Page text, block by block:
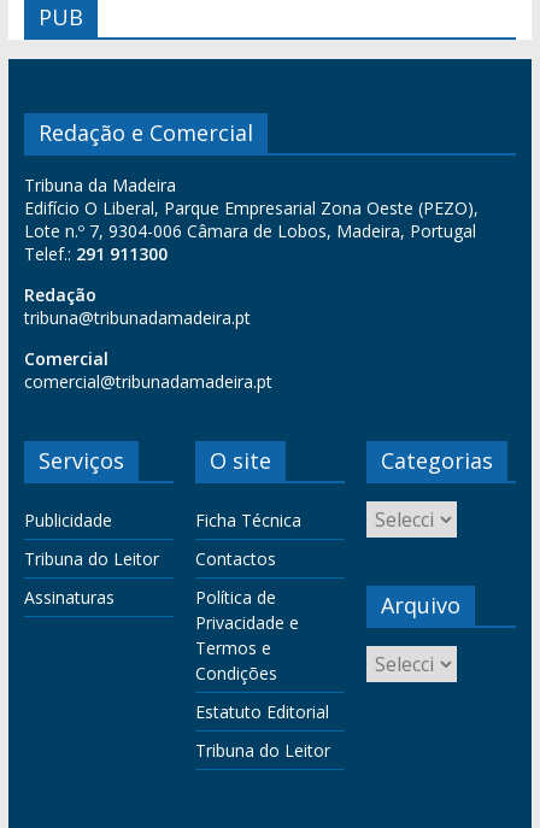
PUB
Redação e Comercial
Tribuna da Madeira
Edifício O Liberal, Parque Empresarial Zona Oeste (PEZO),
Lote n.º 7, 9304-006 Câmara de Lobos, Madeira, Portugal
Telef.: 291 911300
Redação
tribuna@tribunadamadeira.pt
Comercial
comercial@tribunadamadeira.pt
Serviços
Publicidade
Tribuna do Leitor
Assinaturas
O site
Ficha Técnica
Contactos
Política de
Privacidade e
Termos e
Condições
Estatuto Editorial
Tribuna do Leitor
Categorias
Arquivo